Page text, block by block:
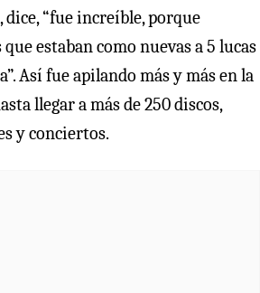
dice, “fue increíble, porque
estaban como nuevas a 5 lucas
Así fue apilando más y más en la
llegar a más de 250 discos,
y conciertos.